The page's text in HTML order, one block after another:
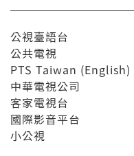
公視臺語台
公共電視
PTS Taiwan (English)
中華電視公司
客家電視台
國際影音平台
小公視